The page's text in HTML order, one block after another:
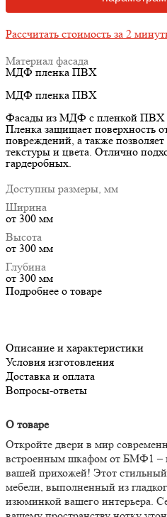
Рассчитать стоимость за 2
Материал фасада
МДФ пленка ПВХ
МДФ пленка ПВХ
Фасады из МДФ с пленкой ПВХ
Пленка защищает поверхность
повреждений, а также позволяет
текстуры и цвета. Отлично
гардеробных.
Доступны размеры, мм
Ширина
от 300 мм
Высота
от 300 мм
Глубина
от 300 мм
Подробнее о товаре
Описание и характеристики
Условия изготовления
Доставка и оплата
Вопросы-ответы
О товаре
Откройте двери в мир
встроенным шкафом от БМФ1 –
вашей прихожей! Этот
мебели, выполненный из
изюминкой вашего интерьера.